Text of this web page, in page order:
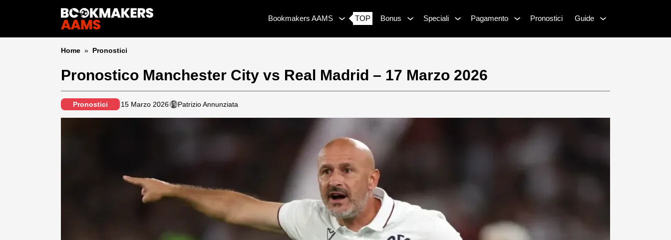
Bookmakers AAMS TOP Bonus Speciali Pagamento Pronostici Guide
Home » Pronostici
Pronostico Manchester City vs Real Madrid – 17 Marzo 2026
Pronostici 15 Marzo 2026 Patrizio Annunziata